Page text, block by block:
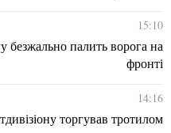
15:10
безжально палить ворога на
фронті
14:16
торгував тротилом